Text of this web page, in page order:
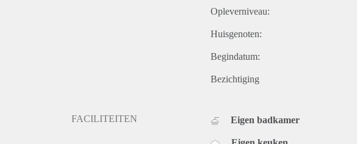
Opleverniveau:
Huisgenoten:
Begindatum:
Bezichtiging
FACILITEITEN Eigen badkamer